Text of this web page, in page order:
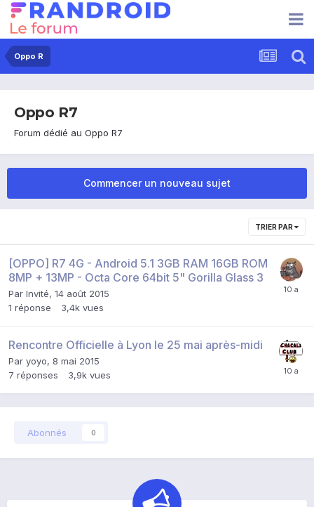
Oppo R
Oppo R7
Forum dédié au Oppo R7
Commencer un nouveau sujet
TRIER PAR
[OPPO] R7 4G - Android 5.1 3GB RAM 16GB ROM
8MP + 13MP - Octa Core 64bit 5" Gorilla Glass 3
Par Invité, 14 août 2015
1 réponse 3,4k vues
Rencontre Officielle à Lyon le 25 mai après-midi
Par yoyo, 8 mai 2015
7 réponses 3,9k vues
Abonnés 0